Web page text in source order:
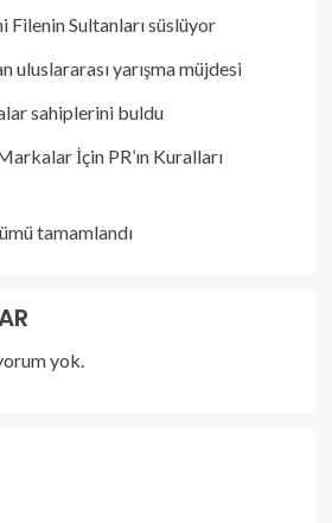
Filenin Sultanları süslüyor
uluslararası yarışma müjdesi
sahiplerini buldu
İçin PR’ın Kuralları
tamamlandı
yok.